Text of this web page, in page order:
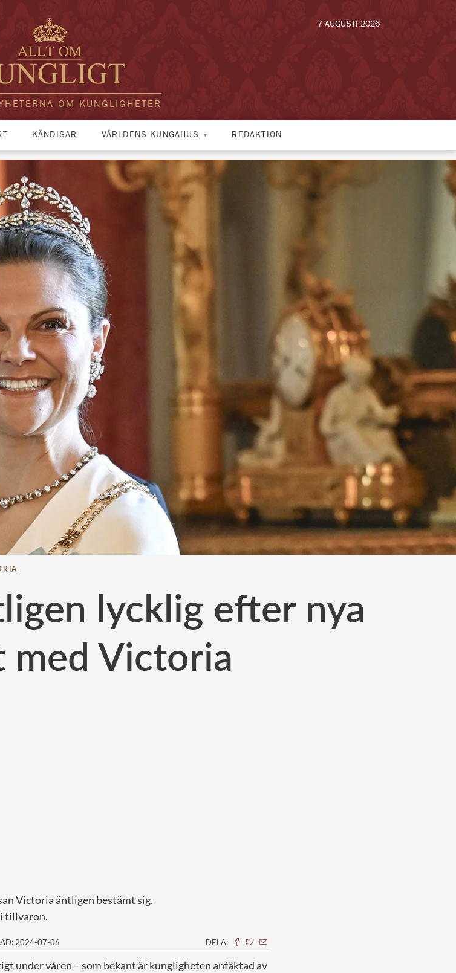
OM KUNGLIGHETER
7 AUGUSTI 2026
KÄNDISAR VÄRLDENS KUNGAHUS REDAKTION
lycklig efter nya
med Victoria
Victoria äntligen bestämt sig.
tillvaron.
2024-07-06 DELA:
under våren – som bekant är kungligheten anfäktad av